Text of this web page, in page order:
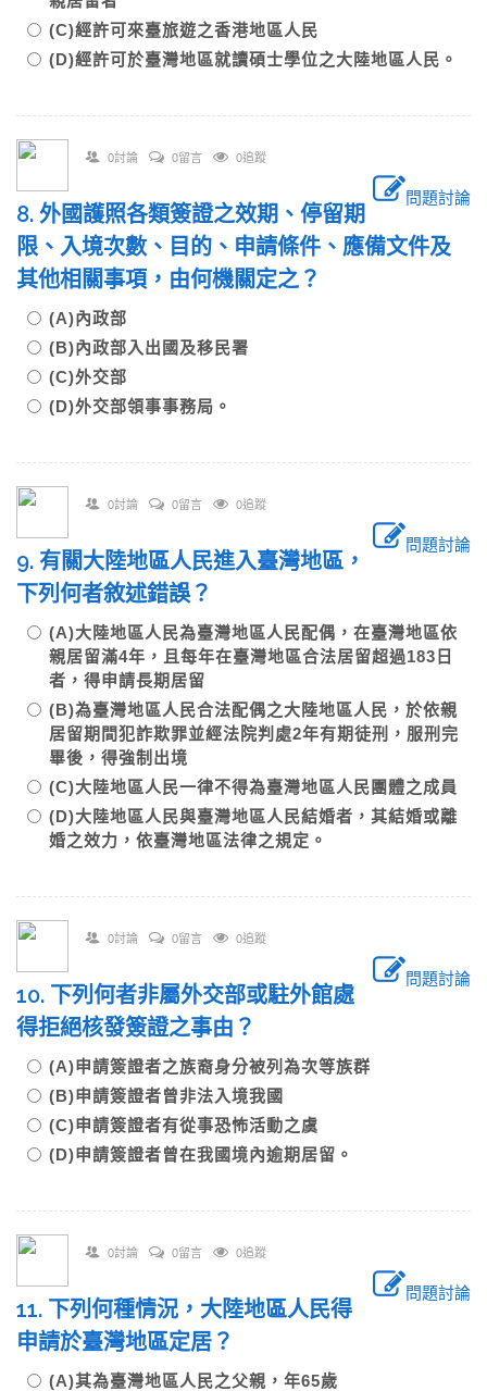
(C)經許可來臺旅遊之香港地區人民
(D)經許可於臺灣地區就讀碩士學位之大陸地區人民。
0討論 0留言 0追蹤
問題討論
8. 外國護照各類簽證之效期、停留期
限、入境次數、目的、申請條件、應備文件及
其他相關事項，由何機關定之？
(A)內政部
(B)內政部入出國及移民署
(C)外交部
(D)外交部領事事務局。
0討論 0留言 0追蹤
問題討論
9. 有關大陸地區人民進入臺灣地區，
下列何者敘述錯誤？
(A)大陸地區人民為臺灣地區人民配偶，在臺灣地區依
親居留滿4年，且每年在臺灣地區合法居留超過183日
者，得申請長期居留
(B)為臺灣地區人民合法配偶之大陸地區人民，於依親
居留期間犯詐欺罪並經法院判處2年有期徒刑，服刑完
畢後，得強制出境
(C)大陸地區人民一律不得為臺灣地區人民團體之成員
(D)大陸地區人民與臺灣地區人民結婚者，其結婚或離
婚之效力，依臺灣地區法律之規定。
0討論 0留言 0追蹤
問題討論
10. 下列何者非屬外交部或駐外館處
得拒絕核發簽證之事由？
(A)申請簽證者之族裔身分被列為次等族群
(B)申請簽證者曾非法入境我國
(C)申請簽證者有從事恐怖活動之虞
(D)申請簽證者曾在我國境內逾期居留。
0討論 0留言 0追蹤
問題討論
11. 下列何種情況，大陸地區人民得
申請於臺灣地區定居？
(A)其為臺灣地區人民之父親，年65歲